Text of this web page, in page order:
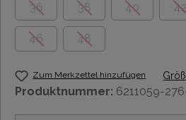
36
38 40 42
46 48
Zum Merkzettel hinzufügen
Produktnummer: 6211059-